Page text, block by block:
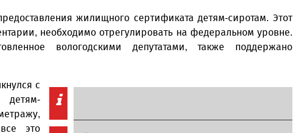
жилищного сертификата детям-сиротам. Этот
необходимо отрегулировать на федеральном уровне.
вологодскими депутатами, также поддержано
с
детям-
это